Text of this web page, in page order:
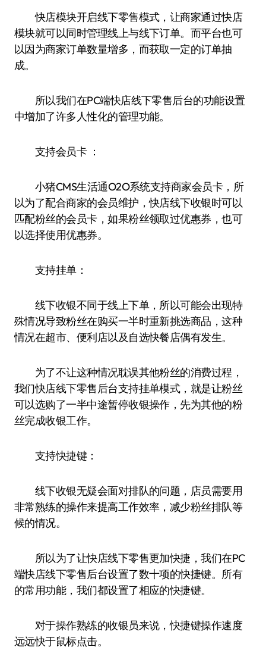
快店模块开启线下零售模式，让商家通过快店
模块就可以同时管理线上与线下订单。而平台也可
以因为商家订单数量增多，而获取一定的订单抽
成。
所以我们在PC端快店线下零售后台的功能设置
中增加了许多人性化的管理功能。
支持会员卡 ：
小猪CMS生活通O2O系统支持商家会员卡，所
以为了配合商家的会员维护，快店线下收银时可以
匹配粉丝的会员卡，如果粉丝领取过优惠券，也可
以选择使用优惠券。
支持挂单：
线下收银不同于线上下单，所以可能会出现特
殊情况导致粉丝在购买一半时重新挑选商品，这种
情况在超市、便利店以及自选快餐店偶有发生。
为了不让这种情况耽误其他粉丝的消费过程，
我们快店线下零售后台支持挂单模式，就是让粉丝
可以选购了一半中途暂停收银操作，先为其他的粉
丝完成收银工作。
支持快捷键：
线下收银无疑会面对排队的问题，店员需要用
非常熟练的操作来提高工作效率，减少粉丝排队等
候的情况。
所以为了让快店线下零售更加快捷，我们在PC
端快店线下零售后台设置了数十项的快捷键。所有
的常用功能，我们都设置了相应的快捷键。
对于操作熟练的收银员来说，快捷键操作速度
远远快于鼠标点击。